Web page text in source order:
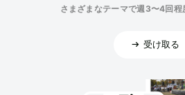
さまざまなテーマで週3〜4回程
受け取る